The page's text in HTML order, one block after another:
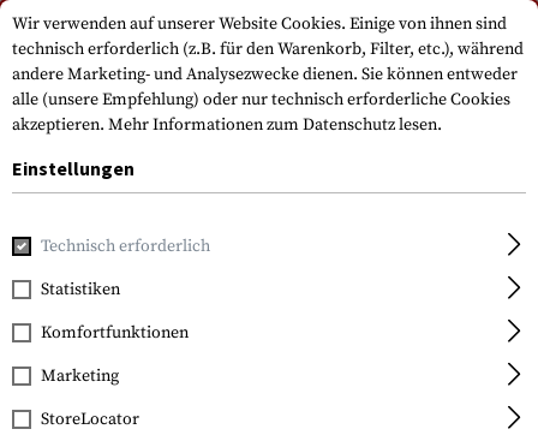
Bitte beachten Sie, dass die Lieferzeiten auf Grund eines Feiertags am
15.08.2026 abweichen können
5.11 Tactical
Patrol Ready Bag
Wir verwenden auf unserer Website Cookies. Einige von ihnen sind
technisch erforderlich (z.B. für den Warenkorb, Filter, etc.), während
andere Marketing- und Analysezwecke dienen. Sie können entweder
alle (unsere Empfehlung) oder nur technisch erforderliche Cookies
akzeptieren. Mehr Informationen zum Datenschutz lesen.
Einstellungen
Technisch erforderlich
Statistiken
Komfortfunktionen
Marketing
StoreLocator